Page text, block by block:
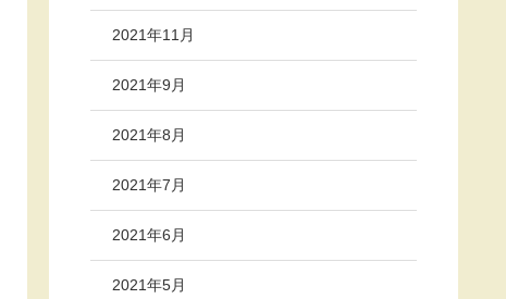
2021年11月
2021年9月
2021年8月
2021年7月
2021年6月
2021年5月